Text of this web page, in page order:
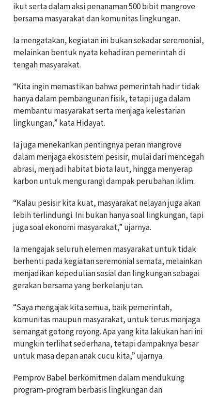
ikut serta dalam aksi penanaman 500 bibit mangrove
bersama masyarakat dan komunitas lingkungan.
Ia mengatakan, kegiatan ini bukan sekadar seremonial,
melainkan bentuk nyata kehadiran pemerintah di
tengah masyarakat.
“Kita ingin memastikan bahwa pemerintah hadir tidak
hanya dalam pembangunan fisik, tetapi juga dalam
membantu masyarakat serta menjaga kelestarian
lingkungan,” kata Hidayat.
Ia juga menekankan pentingnya peran mangrove
dalam menjaga ekosistem pesisir, mulai dari mencegah
abrasi, menjadi habitat biota laut, hingga menyerap
karbon untuk mengurangi dampak perubahan iklim.
“Kalau pesisir kita kuat, masyarakat nelayan juga akan
lebih terlindungi. Ini bukan hanya soal lingkungan, tapi
juga soal ekonomi masyarakat,” ujarnya.
Ia mengajak seluruh elemen masyarakat untuk tidak
berhenti pada kegiatan seremonial semata, melainkan
menjadikan kepedulian sosial dan lingkungan sebagai
gerakan bersama yang berkelanjutan.
“Saya mengajak kita semua, baik pemerintah,
komunitas maupun masyarakat, untuk terus menjaga
semangat gotong royong. Apa yang kita lakukan hari ini
mungkin terlihat sederhana, tetapi dampaknya besar
untuk masa depan anak cucu kita,” ujarnya.
Pemprov Babel berkomitmen dalam mendukung
program-program berbasis lingkungan dan